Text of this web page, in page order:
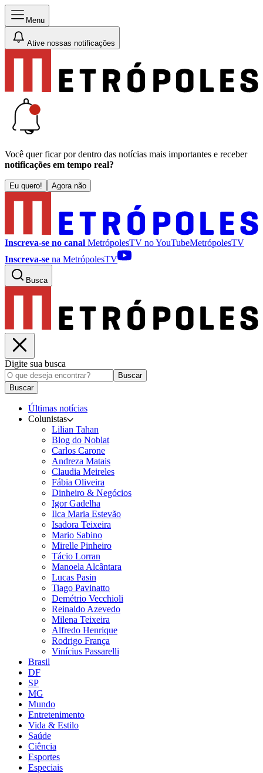
Menu
Ative nossas notificações
Você quer ficar por dentro das notícias mais importantes e receber
notificações em tempo real?
Eu quero! Agora não
Inscreva-se no canal MetrópolesTV noYouTubeMetrópolesTV
Inscreva-se na MetrópolesTV
Busca
Digite sua busca
Buscar
Buscar
Últimas notícias
Colunistas
Lilian Tahan
Blog do Noblat
Carlos Carone
Andreza Matais
Claudia Meireles
Fábia Oliveira
Dinheiro & Negócios
Igor Gadelha
Ilca Maria Estevão
Isadora Teixeira
Mario Sabino
Mirelle Pinheiro
Tácio Lorran
Manoela Alcântara
Lucas Pasin
Tiago Pavinatto
Demétrio Vecchioli
Reinaldo Azevedo
Milena Teixeira
Alfredo Henrique
Rodrigo França
Vinícius Passarelli
Brasil
DF
SP
MG
Mundo
Entretenimento
Vida & Estilo
Saúde
Ciência
Esportes
Especiais